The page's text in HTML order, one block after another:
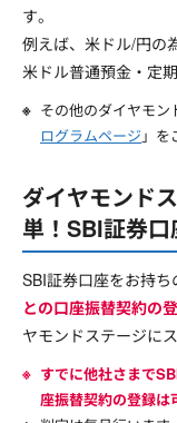
す。
例えば、米ドル/円の
米ドル普通預金・定
その他のダイヤモ
ログラムページ 」を
ダイヤモンド
単！SBI証券口
SBI証券口座をお持
との口座振替契約の
ヤモンドステージに
すでに他社さまで
座振替契約の登録は